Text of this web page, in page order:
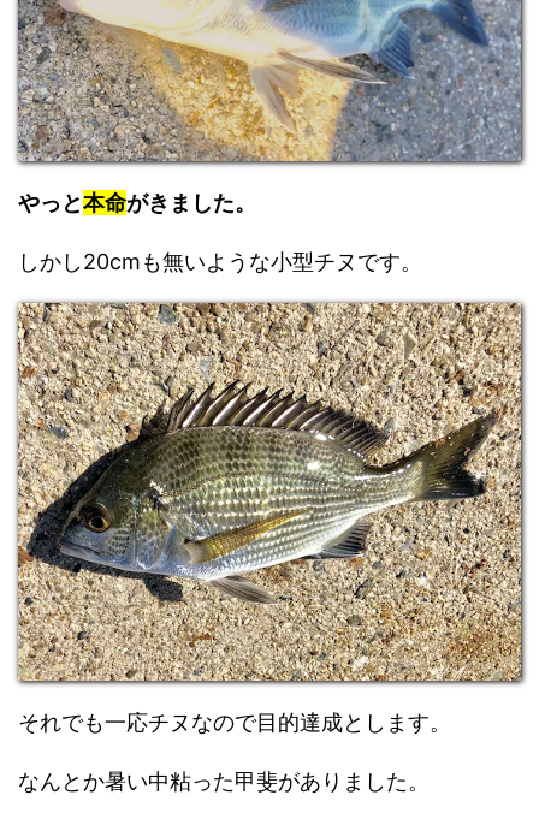
やっと本命がきました。
しかし20cmも無いような小型チヌです。
それでも一応チヌなので目的達成とします。
なんとか暑い中粘った甲斐がありました。